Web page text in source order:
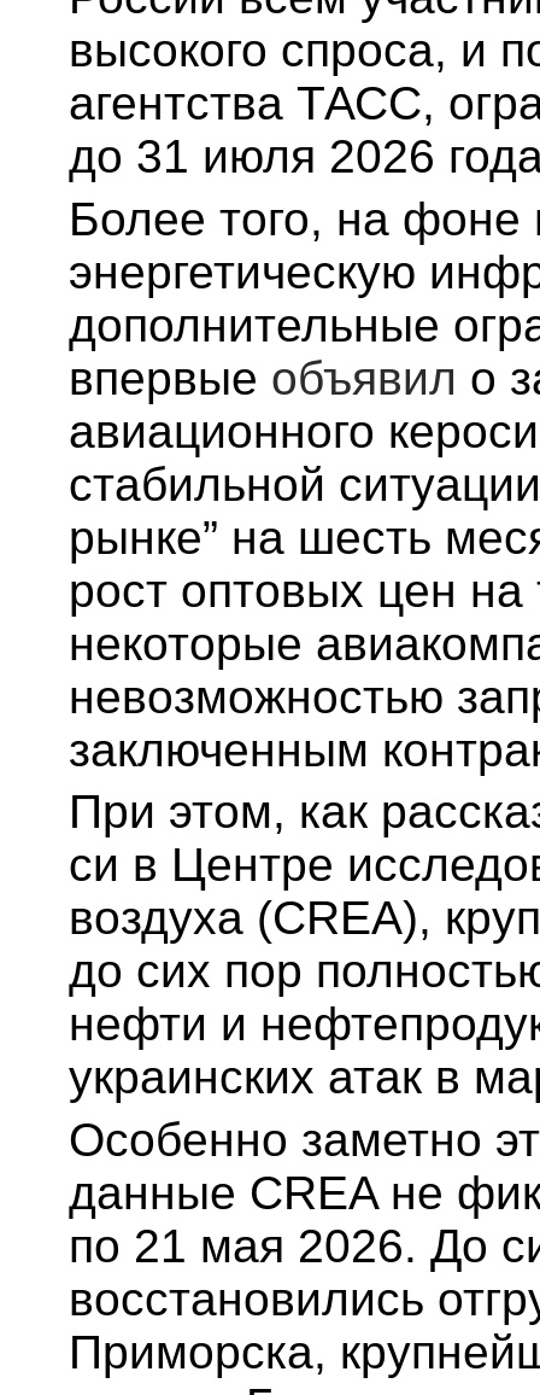
высокого спроса, и
агентства ТАСС,
до 31 июля 2026
Более того, на фоне
энергетическую
дополнительные
впервые объявил о
авиационного
стабильной
рынке” на шесть
рост оптовых цен на
некоторые
невозможностью
заключенным
При этом, как
си в Центре
воздуха (CREA),
до сих пор
нефти и
украинских атак в
Особенно заметно
данные CREA не
по 21 мая 2026. До
восстановились
Приморска,